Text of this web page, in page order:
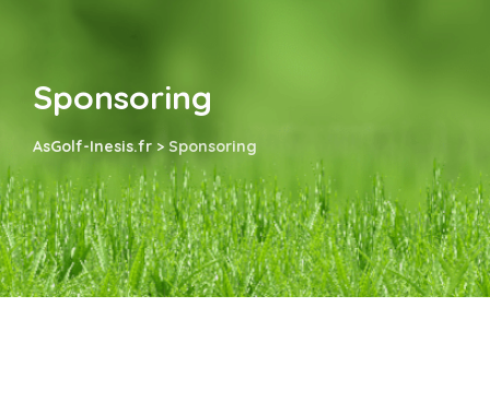
Sponsoring
AsGolf-Inesis.fr > Sponsoring